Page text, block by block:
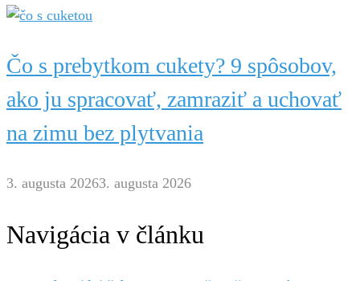
Čo s prebytkom cukety? 9 spôsobov,
ako ju spracovať, zamraziť a uchovať
na zimu bez plytvania
3. augusta 20263. augusta 2026
Navigácia v článku